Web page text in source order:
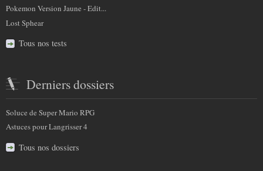
Pokemon Version Jaune - Edit...
Lost Sphear
Tous nos tests
Derniers dossiers
Soluce de Super Mario RPG
Astuces pour Langrisser 4
Tous nos dossiers